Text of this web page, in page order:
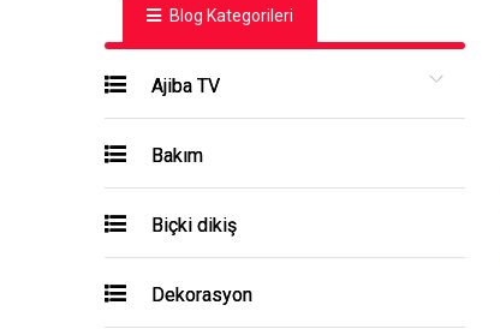
Blog Kategorileri
Ajiba TV
Bakım
Biçki dikiş
Dekorasyon